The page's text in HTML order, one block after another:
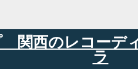
関西のレコーデ
ラ